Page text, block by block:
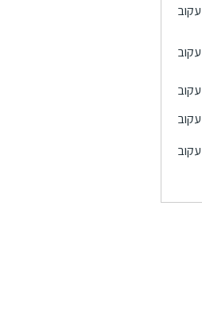
עקוב
עקוב
עקוב
עקוב
עקוב